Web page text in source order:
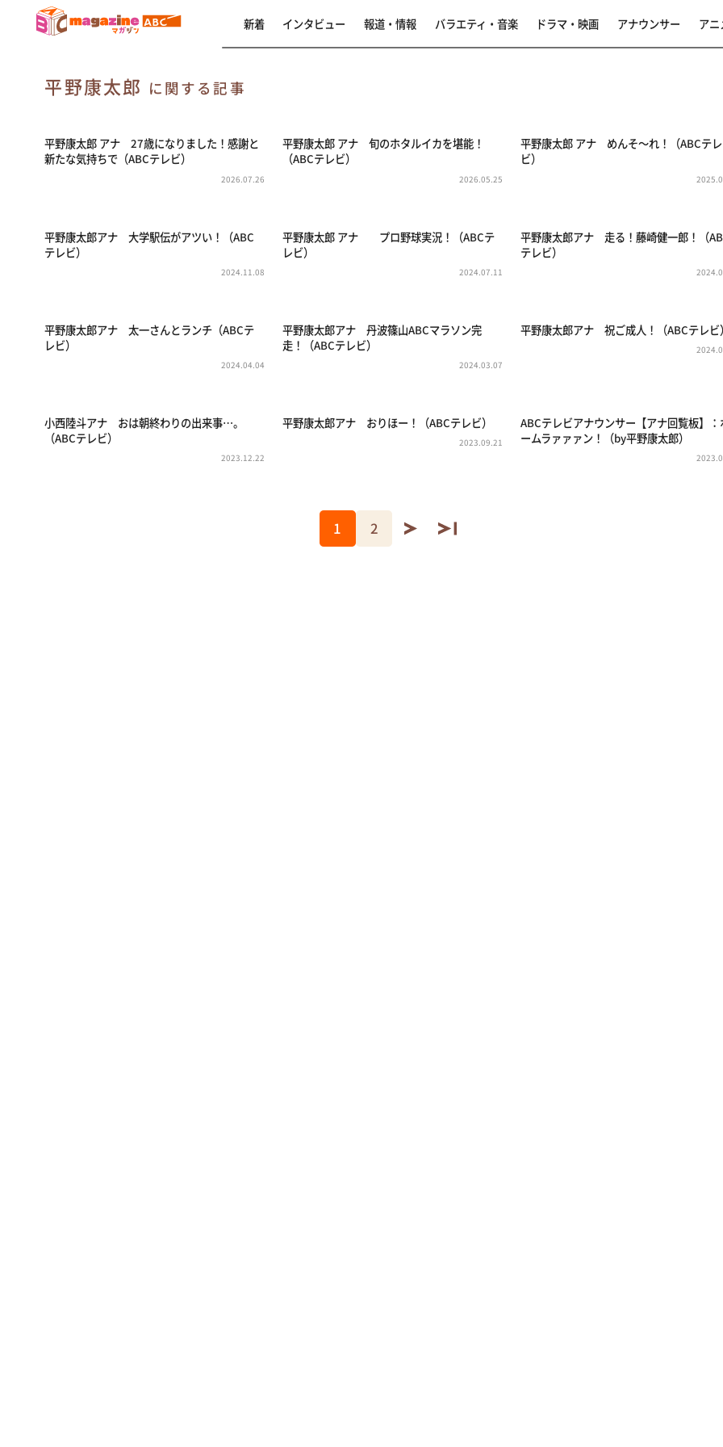
新着 インタビュー 報道・情報 バラエティ・音楽 ドラマ・映画 アナウンサー アニ
平野康太郎 に関する記事
平野康太郎 アナ 27歳になりました！感謝と
新たな気持ちで（ABCテレビ）
2026.07.26
平野康太郎 アナ 旬のホタルイカを堪能！
（ABCテレビ）
2026.05.25
平野康太郎 アナ めんそ～れ！（ABCテレ
ビ）
平野康太郎アナ 大学駅伝がアツい！（ABC
テレビ）
2024.11.08
平野康太郎 アナ プロ野球実況！（ABCテ
レビ）
2024.07.11
平野康太郎アナ 走る！藤崎健一郎！（
テレビ）
平野康太郎アナ 太一さんとランチ（ABCテ
レビ）
2024.04.04
平野康太郎アナ 丹波篠山ABCマラソン完
走！（ABCテレビ）
2024.03.07
平野康太郎アナ 祝ご成人！（ABCテレビ）
小西陸斗アナ おは朝終わりの出来事…。
（ABCテレビ）
2023.12.22
平野康太郎アナ おりほー！（ABCテレビ）
2023.09.21
ABCテレビアナウンサー【アナ回覧板】：
ームラァァァン！（by平野康太郎）
1 2